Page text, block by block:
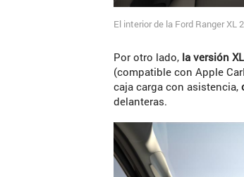
El interior de la Ford Ranger XL
Por otro lado, la versión
(compatible con Apple
caja carga con asistencia,
delanteras.